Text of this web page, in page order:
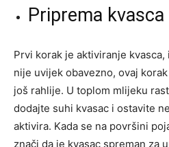
Priprema
Prvi korak je aktiviranje
nije uvijek obavezno, ovaj
još rahlije. U toplom mlijeku
dodajte suhi kvasac i ostavite
aktivira. Kada se na površini
znači da je kvasac spreman za